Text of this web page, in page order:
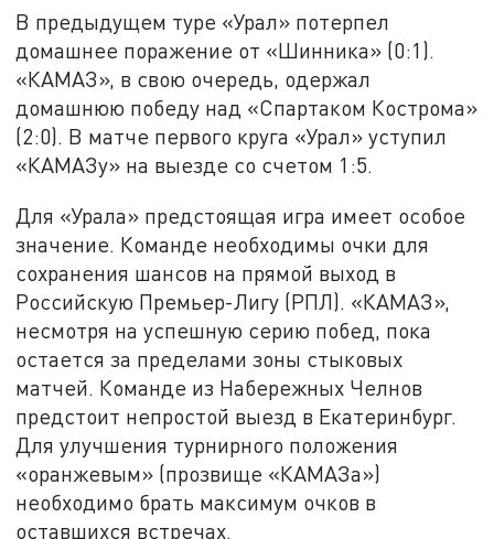
В предыдущем туре «Урал» потерпел
домашнее поражение от «Шинника» (0:1).
«КАМАЗ», в свою очередь, одержал
домашнюю победу над «Спартаком Кострома»
(2:0). В матче первого круга «Урал» уступил
«КАМАЗу» на выезде со счетом 1:5.
Для «Урала» предстоящая игра имеет особое
значение. Команде необходимы очки для
сохранения шансов на прямой выход в
Российскую Премьер-Лигу (РПЛ). «КАМАЗ»,
несмотря на успешную серию побед, пока
остается за пределами зоны стыковых
матчей. Команде из Набережных Челнов
предстоит непростой выезд в Екатеринбург.
Для улучшения турнирного положения
«оранжевым» (прозвище «КАМАЗа»)
необходимо брать максимум очков в
оставшихся встречах.